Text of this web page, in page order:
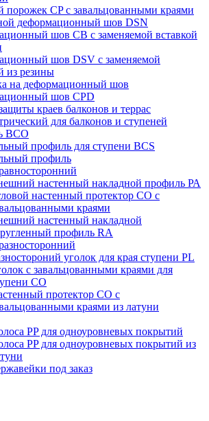
порожек СP с завальцованными краями
деформационный шов DSN
шов CB c заменяемой вставкой
шов DSV c заменяемой
из резины
на деформационный шов
шов CPD
краев балконов и террас
для балконов и ступеней
BCO
профиль для ступени BCS
профиль
настенный накладной профиль РА
настенный протектор СО с
краями
настенный накладной
профиль RА
уголок для края ступени PL
с завальцованными краями для
CO
протектор СО с
краями из латуни
PP для одноуровневых покрытий
PP для одноуровневых покрытий из
под заказ